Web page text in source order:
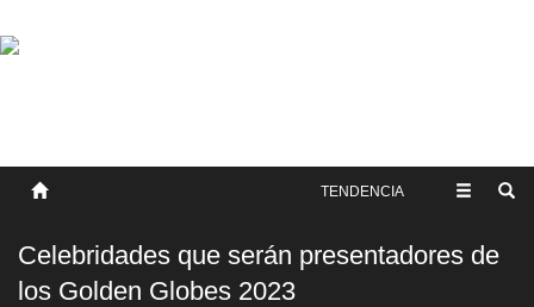
SOBRE NOSOTROS
TENDENCIA
Celebridades que serán presentadores de
los Golden Globes 2023